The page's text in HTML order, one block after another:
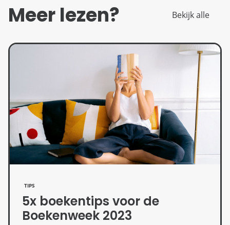
Meer lezen? Bekijk alle
TIPS
5x boekentips voor de
Boekenweek 2023